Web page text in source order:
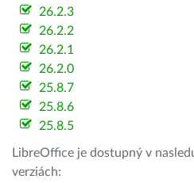
26.2.3
26.2.2
26.2.1
26.2.0
25.8.7
25.8.6
25.8.5
LibreOffice je dostupný v
verziách: